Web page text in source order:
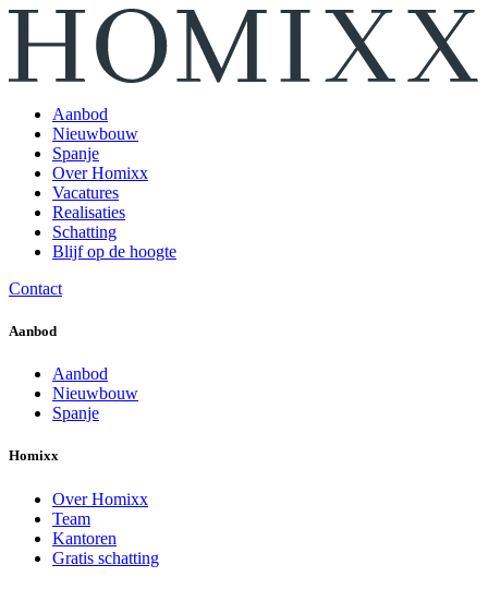
Aanbod
Nieuwbouw
Spanje
Over Homixx
Vacatures
Realisaties
Schatting
Blijf op de hoogte
Contact
Aanbod
Aanbod
Nieuwbouw
Spanje
Homixx
Over Homixx
Team
Kantoren
Gratis schatting